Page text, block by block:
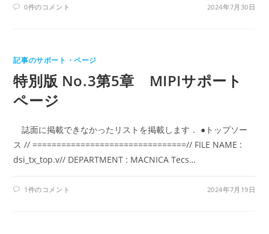
0件のコメント 2024年7月30日
記事のサポート・ページ
特別版 No.3第5章 MIPIサポート
ページ
誌面に掲載できなかったリストを掲載します． ●トップソー
ス // ================================// FILE NAME :
dsi_tx_top.v// DEPARTMENT : MACNICA Tecs…
1件のコメント 2024年7月19日